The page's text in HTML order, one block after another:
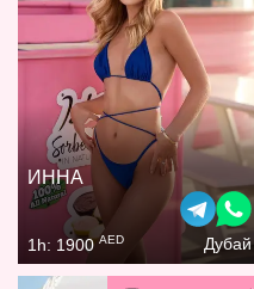
ИННА
1h: 1900 AED Дубай